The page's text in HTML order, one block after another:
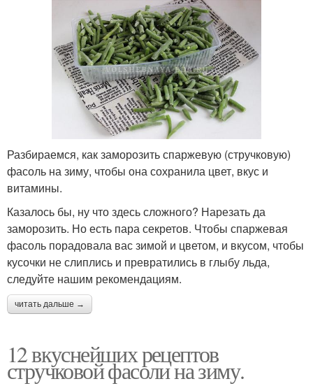
Разбираемся, как заморозить спаржевую (стручковую)
фасоль на зиму, чтобы она сохранила цвет, вкус и
витамины.
Казалось бы, ну что здесь сложного? Нарезать да
заморозить. Но есть пара секретов. Чтобы спаржевая
фасоль порадовала вас зимой и цветом, и вкусом, чтобы
кусочки не слиплись и превратились в глыбу льда,
следуйте нашим рекомендациям.
читать дальше →
12 вкуснейших рецептов
стручковой фасоли на зиму.